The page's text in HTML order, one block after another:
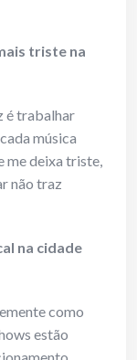
triste na
é trabalhar
música
me deixa triste,
não traz
na cidade
como
estão